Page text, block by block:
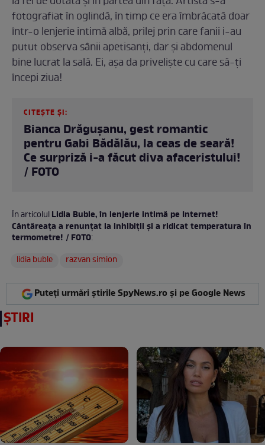
fotografiat în oglindă, în timp ce era îmbrăcată doar
într-o lenjerie intimă albă, prilej prin care fanii i-au
putut observa sânii apetisanți, dar și abdomenul
bine lucrat la sală. Ei, așa da priveliște cu care să-ți
începi ziua!
CITEȘTE ȘI:
Bianca Drăgușanu, gest romantic
pentru Gabi Bădălău, la ceas de seară!
Ce surpriză i-a făcut diva afaceristului!
/ FOTO
În articolulLidia Buble, în lenjerie intimă pe Internet!
Cântăreața a renunțat la inhibiții și a ridicat temperatura în
termometre! / FOTO:
lidia buble
razvan simion
Puteți urmări știrile SpyNews.ro și pe Google News
ȘTIRI